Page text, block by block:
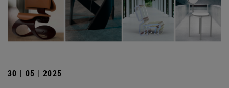
30 | 05 | 2025